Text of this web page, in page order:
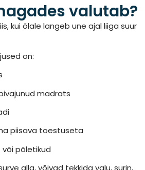
valutab?
kui õlale langeb une ajal liiga suur
on:
madrats
piisava toestuseta
põletikud
alla, võivad tekkida valu, surin,